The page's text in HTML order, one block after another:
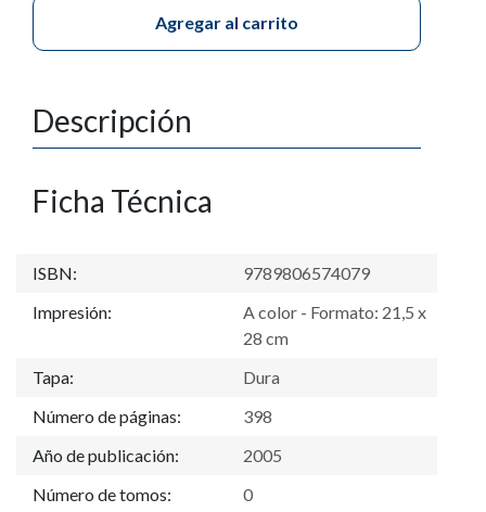
Agregar al carrito
Descripción
Ficha Técnica
ISBN:
9789806574079
Impresión:
A color - Formato: 21,5 x
28 cm
Tapa:
Dura
Número de páginas:
398
Año de publicación:
2005
Número de tomos:
0